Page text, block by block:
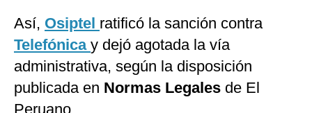
Así, Osiptel ratificó la sanción contra
Telefónica y dejó agotada la vía
administrativa, según la disposición
publicada en Normas Legales de El
Peruano.